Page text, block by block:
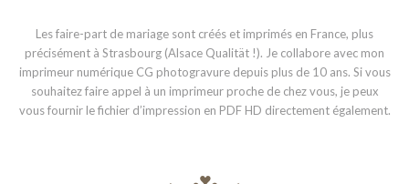
Les faire-part de mariage sont créés et imprimés en France, plus
précisément à Strasbourg (Alsace Qualität !). Je collabore avec mon
imprimeur numérique CG photogravure depuis plus de 10 ans. Si vous
souhaitez faire appel à un imprimeur proche de chez vous, je peux
vous fournir le fichier d’impression en PDF HD directement également.